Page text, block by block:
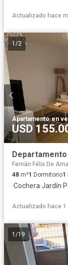
Actualizado hace
1/2
Apartamento·en
USD
Fernán Félix De
48 m²1 Dormitorio1
·Cochera·Jardín·
Actualizado hace 1
1 /19